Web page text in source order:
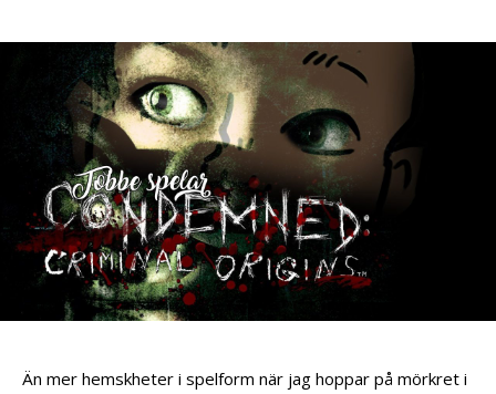
Än mer hemskheter i spelform när jag hoppar på mörkret i